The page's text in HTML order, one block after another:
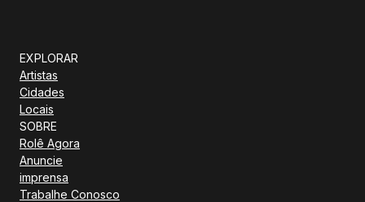
EXPLORAR
Artistas
Cidades
Locais
SOBRE
Rolê Agora
Anuncie
imprensa
Trabalhe Conosco